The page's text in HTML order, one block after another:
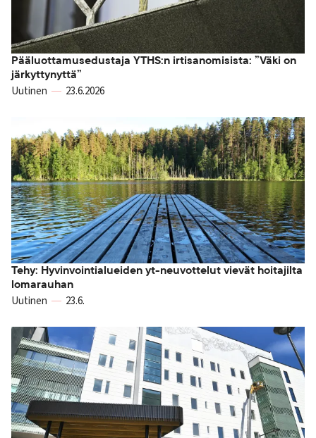
Pääluottamusedustaja YTHS:n irtisanomisista: ”Väki on
järkyttynyttä”
Uutinen 23.6.2026
Tehy: Hyvinvointialueiden yt-neuvottelut vievät hoitajilta
lomarauhan
Uutinen 23.6.